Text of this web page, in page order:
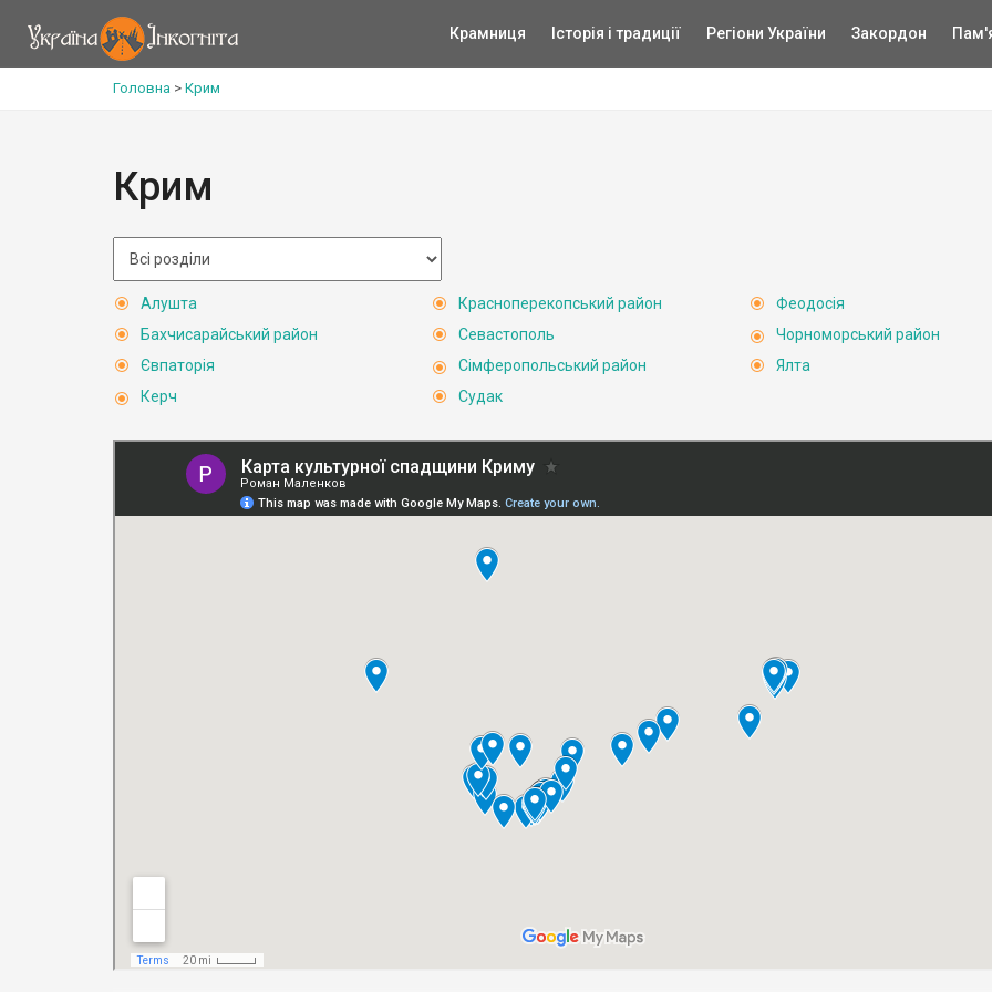
Крамниця Історія і традиції Регіони України Закордон
Головна > Крим
Крим
Алушта
Бахчисарайський район
Євпаторія
Керч
Красноперекопський район
Севастополь
Сімферопольський район
Судак
Феодосія
Чорноморський район
Ялта